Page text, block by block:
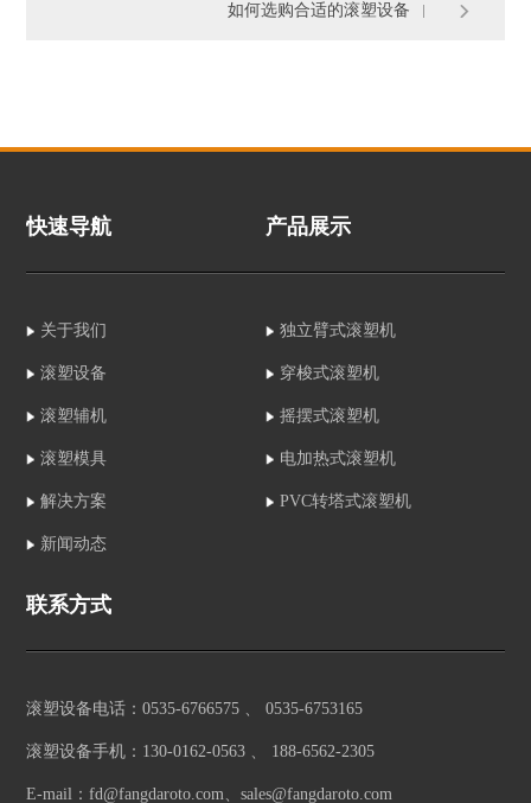
如何选购合适的滚塑设备
快速导航
关于我们
滚塑设备
滚塑辅机
滚塑模具
解决方案
新闻动态
产品展示
独立臂式滚塑机
穿梭式滚塑机
摇摆式滚塑机
电加热式滚塑机
PVC转塔式滚塑机
联系方式
滚塑设备电话：0535-6766575 、 0535-6753165
滚塑设备手机：130-0162-0563 、 188-6562-2305
E-mail：fd@fangdaroto.com、sales@fangdaroto.com